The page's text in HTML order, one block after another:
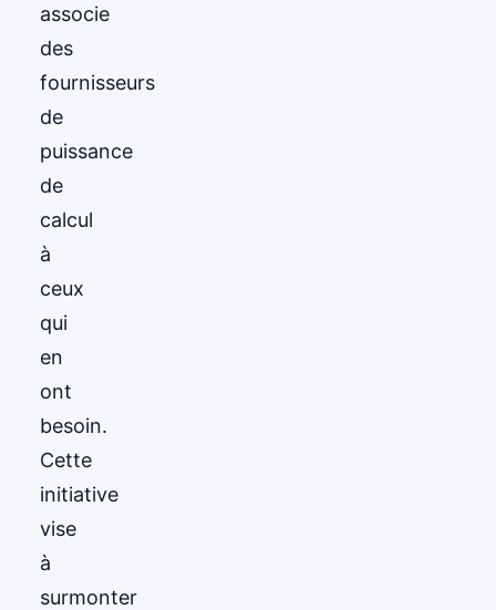
associe
des
fournisseurs
de
puissance
de
calcul
à
ceux
qui
en
ont
besoin.
Cette
initiative
vise
à
surmonter